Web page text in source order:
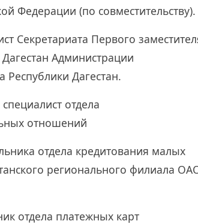
Федерации (по совместительству).
Секретариата Первого
Администрации
Республики Дагестан.
отдела
отношений
отдела кредитования малых
регионального филиала
отдела платежных карт